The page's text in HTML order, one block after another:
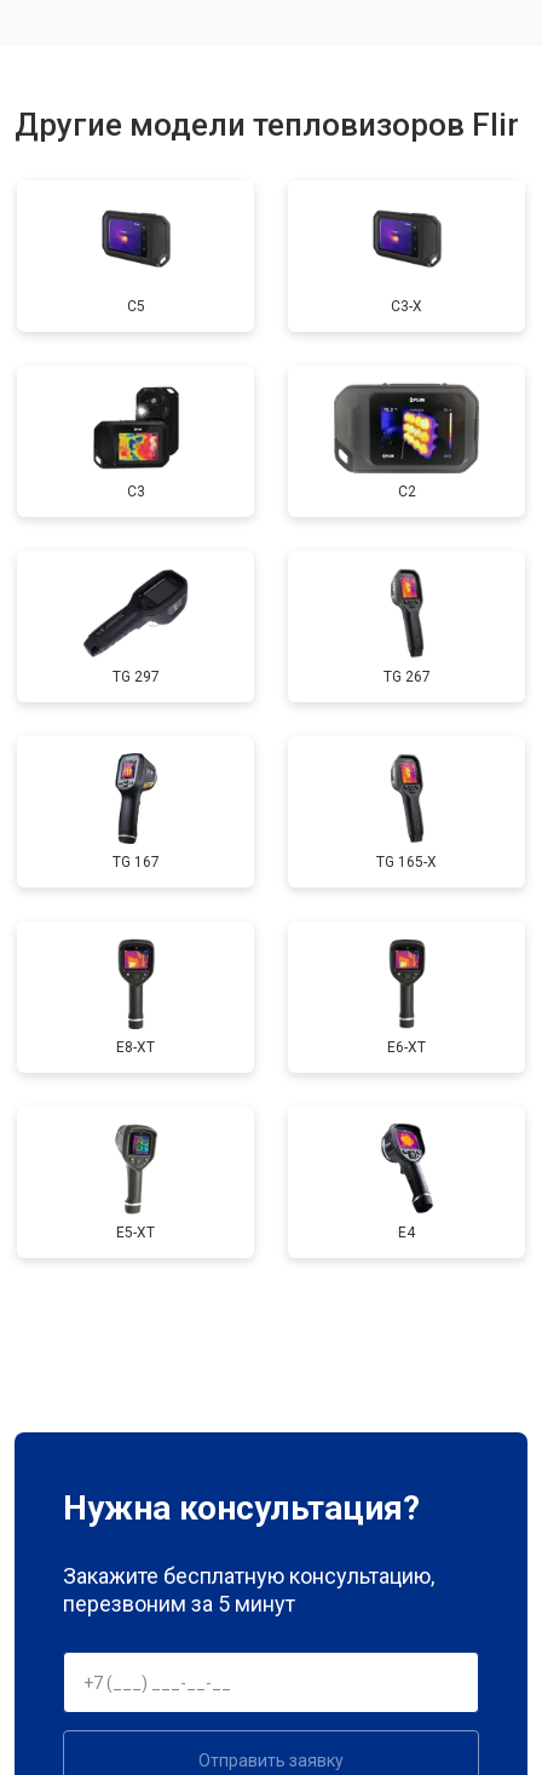
Другие модели тепловизоров Flir
С5 С3-Х
С3 C2
TG 297 TG 267
TG 167 TG 165-X
E8-XT E6-XT
E5-XT E4
Нужна консультация?
Закажите бесплатную консультацию,
перезвоним за 5 минут
Отправить заявку